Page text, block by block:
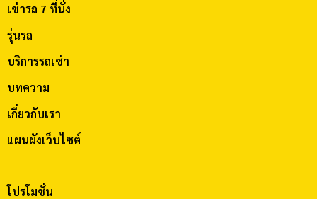
เช่ารถ 7 ที่นั่ง
รุ่นรถ
บริการรถเช่า
บทความ
เกี่ยวกับเรา
แผนผังเว็บไซต์
โปรโมชั่น